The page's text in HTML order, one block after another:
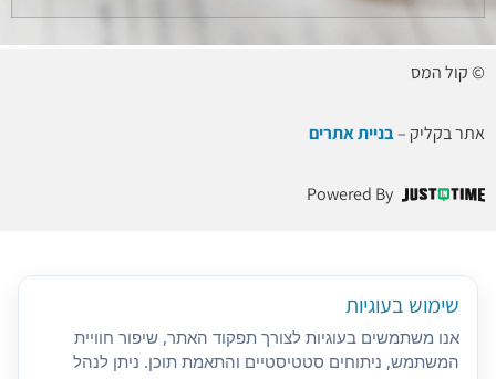
© קול המס
אתר בקליק –בניית אתרים
Powered By
שימוש בעוגיות
אנו משתמשים בעוגיות לצורך תפקוד האתר, שיפור חוויית
המשתמש, ניתוחים סטטיסטיים והתאמת תוכן. ניתן לנהל